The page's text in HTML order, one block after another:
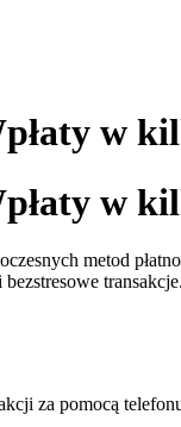
w
w
metod
za pomocą